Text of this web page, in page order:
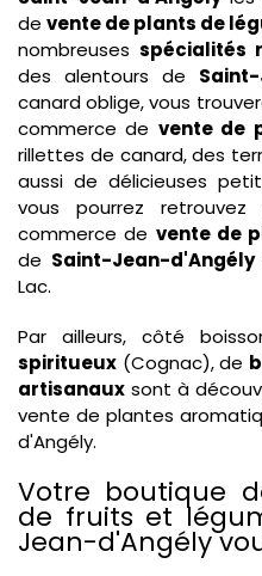
de vente de plants de
nombreuses spécialités
des alentours de
canard oblige, vous
commerce de vente de
rillettes de canard, des
aussi de délicieuses
vous pourrez
commerce de vente de
de Saint-Jean-d'Angély
Lac.
Par ailleurs, côté
spiritueux (Cognac), de
artisanaux sont à
vente de plantes
d'Angély.
Votre boutique
de fruits et
Jean-d'Angély